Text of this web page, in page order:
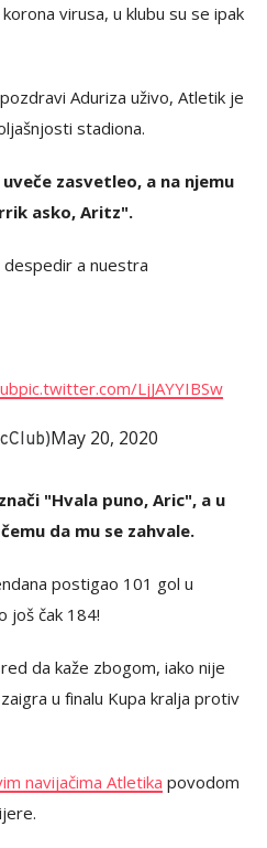
virusa, u klubu su se ipak
Aduriza uživo, Atletik je
stadiona.
zasvetleo, a na njemu
asko, Aritz".
despedir a nuestra
pic.twitter.com/LjJAYYIBSw
May 20, 2020
"Hvala puno, Aric", a u
da mu se zahvale.
postigao 101 gol u
još čak 184!
da kaže zbogom, iako nije
u finalu Kupa kralja protiv
navijačima Atletika povodom